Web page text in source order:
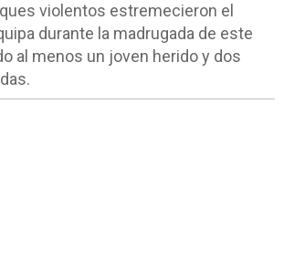
violentos estremecieron el
durante la madrugada de este
al menos un joven herido y dos